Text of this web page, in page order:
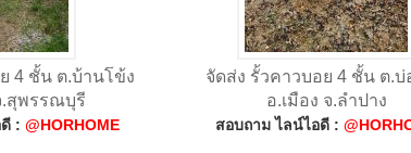
4 ชั้น ต.บ้านโข้ง
.สุพรรณบุรี
ดี :@HORHOME
จัดส่ง รั้วคาวบอย 4 ชั้น ต.บ่
อ.เมือง จ.ลำปาง
สอบถาม ไลน์ไอดี :